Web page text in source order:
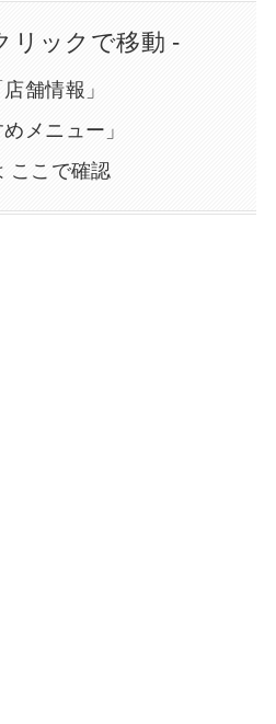
リックで移動 -
舗情報」
メニュー」
ここで確認